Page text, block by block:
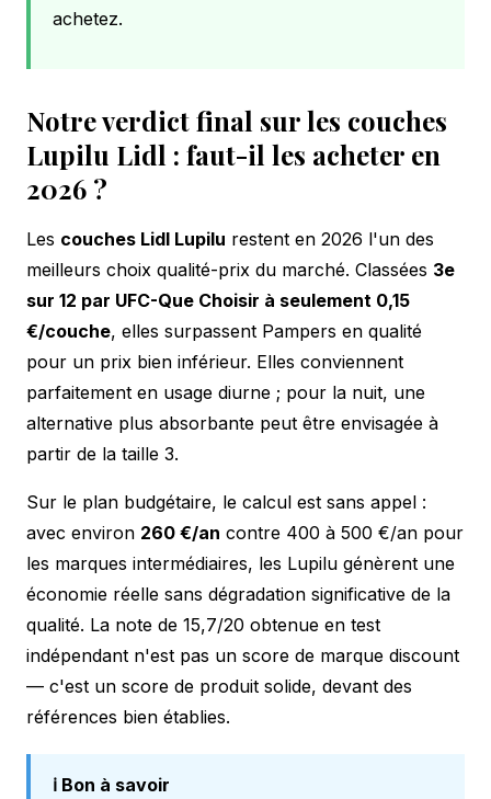
achetez.
Notre verdict final sur les couches
Lupilu Lidl : faut-il les acheter en
2026 ?
Les couches Lidl Lupilu restent en 2026 l'un des
meilleurs choix qualité-prix du marché. Classées 3e
sur 12 par UFC-Que Choisir à seulement 0,15
€/couche, elles surpassent Pampers en qualité
pour un prix bien inférieur. Elles conviennent
parfaitement en usage diurne ; pour la nuit, une
alternative plus absorbante peut être envisagée à
partir de la taille 3.
Sur le plan budgétaire, le calcul est sans appel :
avec environ 260 €/an contre 400 à 500 €/an pour
les marques intermédiaires, les Lupilu génèrent une
économie réelle sans dégradation significative de la
qualité. La note de 15,7/20 obtenue en test
indépendant n'est pas un score de marque discount
— c'est un score de produit solide, devant des
références bien établies.
ℹ️ Bon à savoir